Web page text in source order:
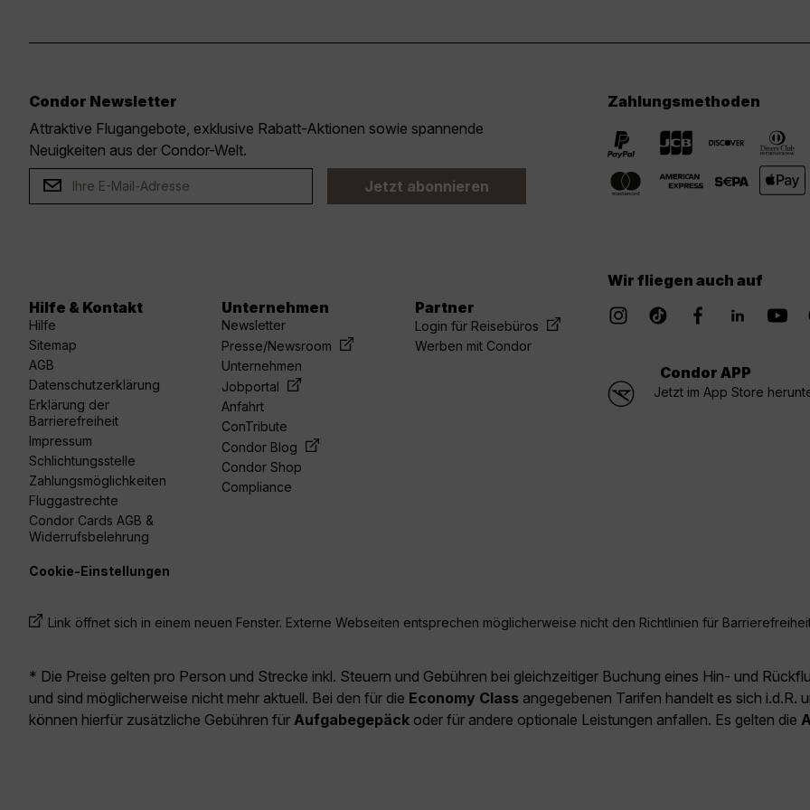
Condor Newsletter
Attraktive Flugangebote, exklusive Rabatt-Aktionen sowie spannende
Neuigkeiten aus der Condor-Welt.
Jetzt abonnieren
Zahlungsmethoden
Hilfe & Kontakt
Hilfe
Sitemap
AGB
Datenschutzerklärung
Erklärung der
Barrierefreiheit
Impressum
Schlichtungsstelle
Zahlungsmöglichkeiten
Fluggastrechte
Condor Cards AGB &
Widerrufsbelehrung
Unternehmen
Newsletter
Presse/Newsroom
Unternehmen
Jobportal
Anfahrt
ConTribute
Condor Blog
Condor Shop
Compliance
Partner
Login für Reisebüros
Werben mit Condor
Wir fliegen auch auf
Condor APP
Jetzt im App Store
Cookie-Einstellungen
Link öffnet sich in einem neuen Fenster. Externe Webseiten entsprechen möglicherweise nicht den Richtlinien für
* Die Preise gelten pro Person und Strecke inkl. Steuern und Gebühren bei gleichzeitiger Buchung eines Hin- und
und sind möglicherweise nicht mehr aktuell. Bei den für die Economy Class angegebenen Tarifen handelt es sich i.d.R.
können hierfür zusätzliche Gebühren für Aufgabegepäck oder für andere optionale Leistungen anfallen. Es gelten die